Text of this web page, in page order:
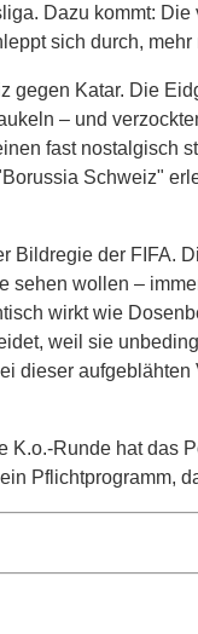
Dazu kommt:
sich durch, mehr
gegen Katar. Die
– und
fast nostalgisch
Schweiz"
Bildregie der FIFA.
sehen wollen –
wirkt wie
weil sie
dieser
K.o.-Runde hat das
Pflichtprogramm,